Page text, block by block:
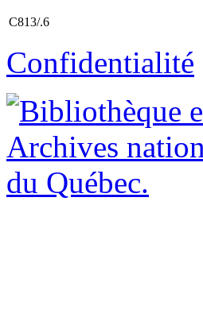
C813/.6
Confidentialité